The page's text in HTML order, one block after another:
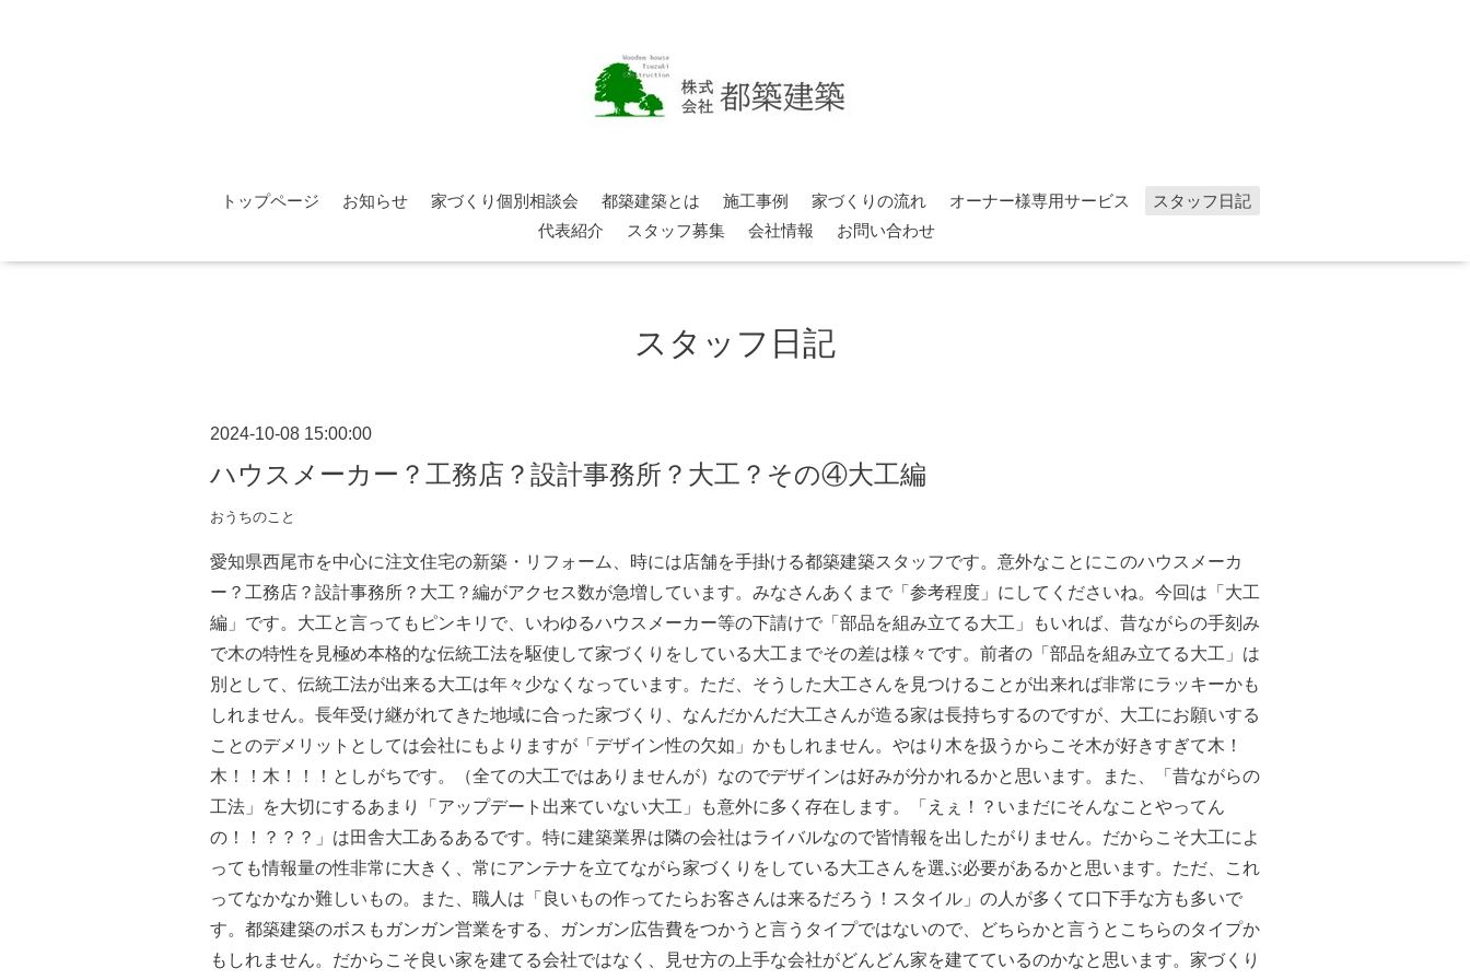
トップページ お知らせ 家づくり個別相談会 都築建築とは 施工事例 家づくりの流れ オーナー様専用サービス
スタッフ日記
代表紹介
スタッフ募集 会社情報 お問い合わせ
スタッフ日記
2024-10-08 15:00:00
ハウスメーカー？工務店？設計事務所？大工？その④大工編
おうちのこと
愛知県西尾市を中心に注文住宅の新築・リフォーム、時には店舗を手掛ける都築建築スタッフです。意外なことにこのハウスメーカ
ー？工務店？設計事務所？大工？編がアクセス数が急増しています。みなさんあくまで「参考程度」にしてくださいね。今回は「大工
編」です。大工と言ってもピンキリで、いわゆるハウスメーカー等の下請けで「部品を組み立てる大工」もいれば、昔ながらの手刻み
で木の特性を見極め本格的な伝統工法を駆使して家づくりをしている大工までその差は様々です。前者の「部品を組み立てる大工」は
別として、伝統工法が出来る大工は年々少なくなっています。ただ、そうした大工さんを見つけることが出来れば非常にラッキーかも
しれません。長年受け継がれてきた地域に合った家づくり、なんだかんだ大工さんが造る家は長持ちするのですが、大工にお願いする
ことのデメリットとしては会社にもよりますが「デザイン性の欠如」かもしれません。やはり木を扱うからこそ木が好きすぎて木！
木！！木！！！としがちです。（全ての大工ではありませんが）なのでデザインは好みが分かれるかと思います。また、「昔ながらの
工法」を大切にするあまり「アップデート出来ていない大工」も意外に多く存在します。「えぇ！？いまだにそんなことやってん
の！！？？？」は田舎大工あるあるです。特に建築業界は隣の会社はライバルなので皆情報を出したがりません。だからこそ大工によ
っても情報量の性非常に大きく、常にアンテナを立てながら家づくりをしている大工さんを選ぶ必要があるかと思います。ただ、これ
ってなかなか難しいもの。また、職人は「良いもの作ってたらお客さんは来るだろう！スタイル」の人が多くて口下手な方も多いで
す。都築建築のボスもガンガン営業をする、ガンガン広告費をつかうと言うタイプではないので、どちらかと言うとこちらのタイプか
もしれません。だからこそ良い家を建てる会社ではなく、見せ方の上手な会社がどんどん家を建てているのかなと思います。家づくり